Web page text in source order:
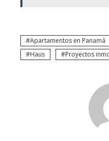
Apartamentos en Panamá
Haus
Proyectos